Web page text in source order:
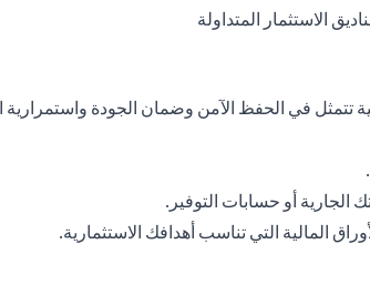
الاستثمار المتداولة
تتمثل في الحفظ الآمن وضمان الجودة واستمرارية
أو حسابات التوفير.
المالية التي تناسب أهدافك الاستثمارية.